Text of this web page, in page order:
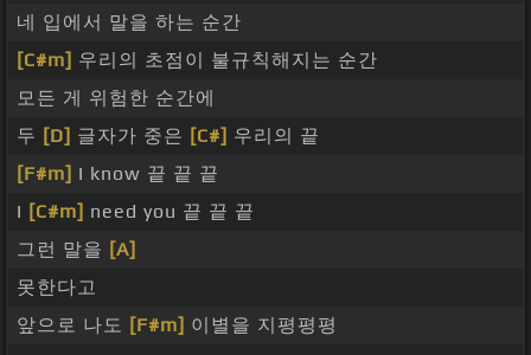
네 입에서 말을 하는 순간
[C#m] 우리의 초점이 불규칙해지는 순간
모든 게 위험한 순간에
두 [D] 글자가 중은 [C#] 우리의 끝
[F#m] I know 끝 끝 끝
I [C#m] need you 끝 끝 끝
그런 말을 [A]
못한다고
앞으로 나도 [F#m] 이별을 지평평평